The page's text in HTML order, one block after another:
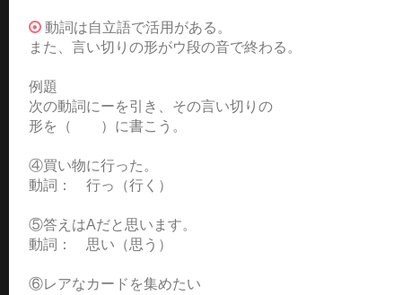
動詞は自立語で活用がある。
また、言い切りの形がウ段の音で終わる。
例題
次の動詞にーを引き、その言い切りの
形を（ ）に書こう。
④買い物に行った。
動詞： 行っ（行く）
⑤答えはAだと思います。
動詞： 思い（思う）
⑥レアなカードを集めたい